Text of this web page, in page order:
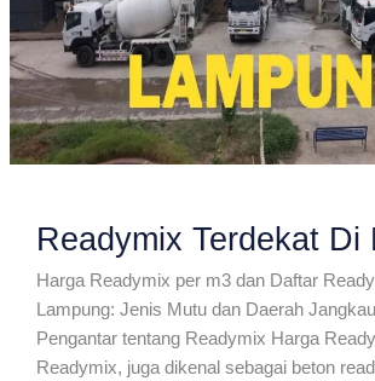
Readymix Terdekat Di
Harga Readymix per m3 dan Daftar
Lampung: Jenis Mutu dan Daerah
Pengantar tentang Readymix Harga
Readymix, juga dikenal sebagai beton